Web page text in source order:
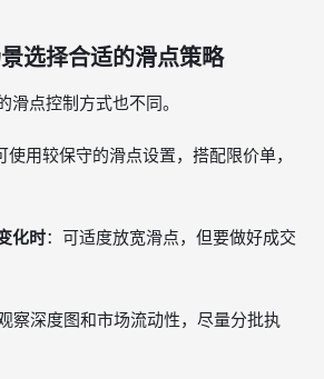
选择合适的滑点策略
滑点控制方式也不同。
使用较保守的滑点设置，搭配限价单，
化时：可适度放宽滑点，但要做好成交
察深度图和市场流动性，尽量分批执